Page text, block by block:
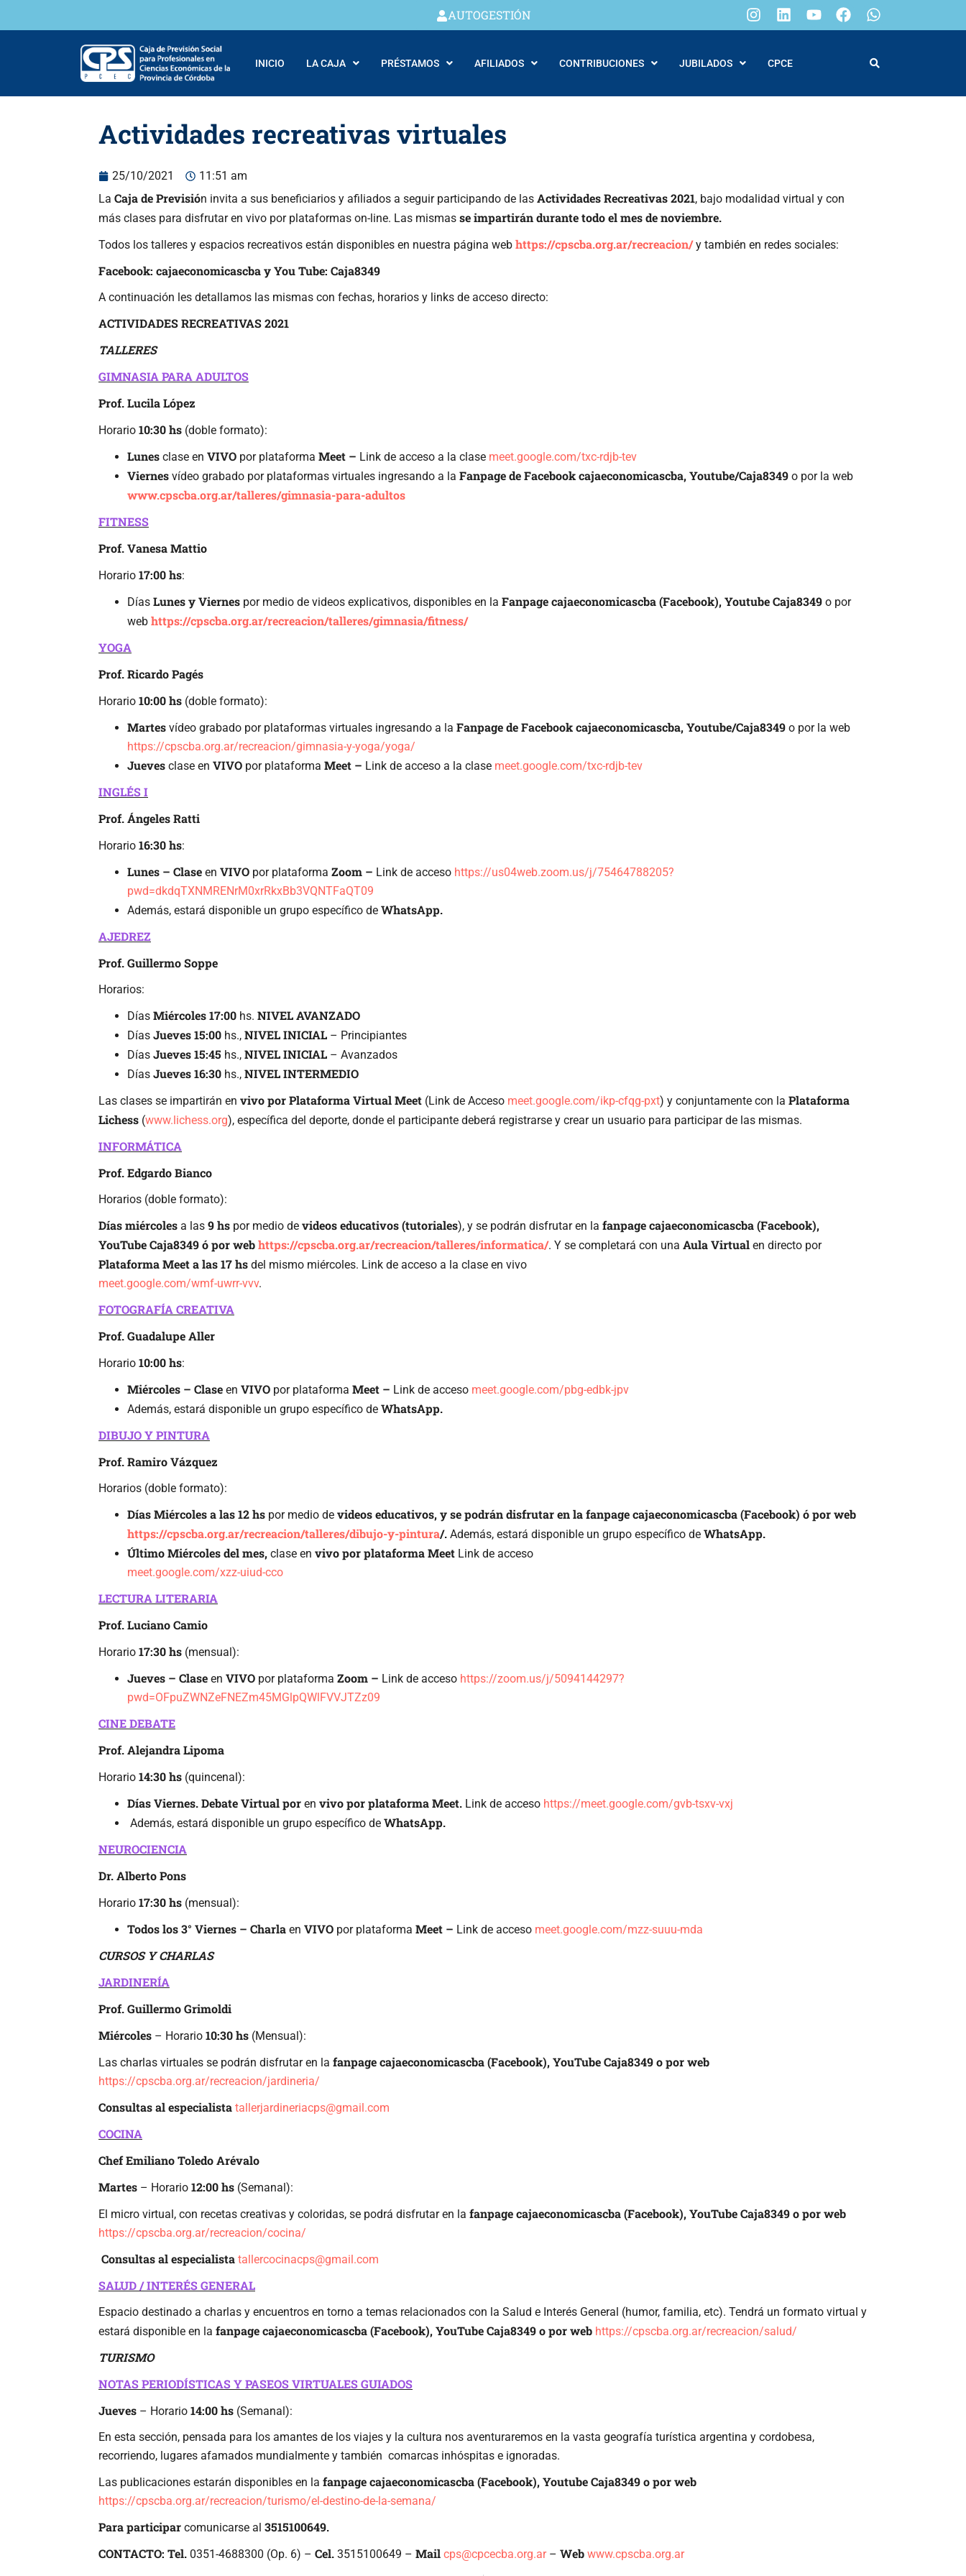
AUTOGESTIÓN
INICIO LA CAJA PRÉSTAMOS AFILIADOS CONTRIBUCIONES JUBILADOS CPCE
Actividades recreativas virtuales
25/10/2021
11:51 am
La Caja de Previsión invita a sus beneficiarios y afiliados a seguir participando de las Actividades Recreativas 2021, bajo modalidad virtual y con
más clases para disfrutar en vivo por plataformas on-line. Las mismas se impartirán durante todo el mes de noviembre.
Todos los talleres y espacios recreativos están disponibles en nuestra página web https://cpscba.org.ar/recreacion/y también en redes sociales:
Facebook: cajaeconomicascba y You Tube: Caja8349
A continuación les detallamos las mismas con fechas, horarios y links de acceso directo:
ACTIVIDADES RECREATIVAS 2021
TALLERES
GIMNASIA PARA ADULTOS
Prof. Lucila López
Horario 10:30 hs (doble formato):
Lunes clase en VIVO por plataforma Meet – Link de acceso a la clase meet.google.com/txc-rdjb-tev
Viernes vídeo grabado por plataformas virtuales ingresando a la Fanpage de Facebook cajaeconomicascba, Youtube/Caja8349 o por la web
www.cpscba.org.ar/talleres/gimnasia-para-adultos
FITNESS
Prof. Vanesa Mattio
Horario 17:00 hs:
Días Lunes y Viernes por medio de videos explicativos, disponibles en la Fanpage cajaeconomicascba (Facebook), Youtube Caja8349 o por
web https://cpscba.org.ar/recreacion/talleres/gimnasia/fitness/
YOGA
Prof. Ricardo Pagés
Horario 10:00 hs (doble formato):
Martes vídeo grabado por plataformas virtuales ingresando a la Fanpage de Facebook cajaeconomicascba, Youtube/Caja8349 o por la web
https://cpscba.org.ar/recreacion/gimnasia-y-yoga/yoga/
Jueves clase en VIVO por plataforma Meet – Link de acceso a la clase meet.google.com/txc-rdjb-tev
INGLÉS I
Prof. Ángeles Ratti
Horario 16:30 hs:
Lunes – Clase en VIVO por plataforma Zoom – Link de acceso https://us04web.zoom.us/j/75464788205?
pwd=dkdqTXNMRENrM0xrRkxBb3VQNTFaQT09
Además, estará disponible un grupo específico de WhatsApp.
AJEDREZ
Prof. Guillermo Soppe
Horarios:
Días Miércoles 17:00 hs. NIVEL AVANZADO
Días Jueves 15:00 hs., NIVEL INICIAL – Principiantes
Días Jueves 15:45 hs., NIVEL INICIAL – Avanzados
Días Jueves 16:30 hs., NIVEL INTERMEDIO
Las clases se impartirán en vivo por Plataforma Virtual Meet (Link de Acceso meet.google.com/ikp-cfqg-pxt) y conjuntamente con la Plataforma
Lichess (www.lichess.org), específica del deporte, donde el participante deberá registrarse y crear un usuario para participar de las mismas.
INFORMÁTICA
Prof. Edgardo Bianco
Horarios (doble formato):
Días miércoles a las 9 hs por medio de videos educativos (tutoriales), y se podrán disfrutar en la fanpage cajaeconomicascba (Facebook),
YouTube Caja8349 ó por webhttps://cpscba.org.ar/recreacion/talleres/informatica/. Y se completará con una Aula Virtual en directo por
Plataforma Meet a las 17 hs del mismo miércoles. Link de acceso a la clase en vivo
meet.google.com/wmf-uwrr-vvv.
FOTOGRAFÍA CREATIVA
Prof. Guadalupe Aller
Horario 10:00 hs:
Miércoles – Clase en VIVO por plataforma Meet – Link de acceso meet.google.com/pbg-edbk-jpv
Además, estará disponible un grupo específico de WhatsApp.
DIBUJO Y PINTURA
Prof. Ramiro Vázquez
Horarios (doble formato):
Días Miércoles a las 12 hs por medio de videos educativos, y se podrán disfrutar en la fanpage cajaeconomicascba (Facebook) ó por web
https://cpscba.org.ar/recreacion/talleres/dibujo-y-pintura/. Además, estará disponible un grupo específico de WhatsApp.
Último Miércoles del mes, clase en vivo por plataforma Meet Link de acceso
meet.google.com/xzz-uiud-cco
LECTURA LITERARIA
Prof. Luciano Camio
Horario 17:30 hs (mensual):
Jueves – Clase en VIVO por plataforma Zoom – Link de acceso https://zoom.us/j/5094144297?
pwd=OFpuZWNZeFNEZm45MGlpQWlFVVJTZz09
CINE DEBATE
Prof. Alejandra Lipoma
Horario 14:30 hs (quincenal):
Días Viernes. Debate Virtual por en vivo por plataforma Meet. Link de acceso https://meet.google.com/gvb-tsxv-vxj
Además, estará disponible un grupo específico de WhatsApp.
NEUROCIENCIA
Dr. Alberto Pons
Horario 17:30 hs (mensual):
Todos los 3° Viernes – Charla en VIVO por plataforma Meet – Link de acceso meet.google.com/mzz-suuu-mda
CURSOS Y CHARLAS
JARDINERÍA
Prof. Guillermo Grimoldi
Miércoles – Horario 10:30 hs (Mensual):
Las charlas virtuales se podrán disfrutar en la fanpage cajaeconomicascba (Facebook), YouTube Caja8349 o por web
https://cpscba.org.ar/recreacion/jardineria/
Consultas al especialista tallerjardineriacps@gmail.com
COCINA
Chef Emiliano Toledo Arévalo
Martes – Horario 12:00 hs (Semanal):
El micro virtual, con recetas creativas y coloridas, se podrá disfrutar en la fanpage cajaeconomicascba (Facebook), YouTube Caja8349 opor web
https://cpscba.org.ar/recreacion/cocina/
Consultas al especialista tallercocinacps@gmail.com
SALUD / INTERÉS GENERAL
Espacio destinado a charlas y encuentros en torno a temas relacionados con la Salud e Interés General (humor, familia, etc). Tendrá un formato virtual y
estará disponible en la fanpage cajaeconomicascba (Facebook), YouTube Caja8349 opor web https://cpscba.org.ar/recreacion/salud/
TURISMO
NOTAS PERIODÍSTICAS Y PASEOS VIRTUALES GUIADOS
Jueves – Horario 14:00 hs (Semanal):
En esta sección, pensada para los amantes de los viajes y la cultura nos aventuraremos en la vasta geografía turística argentina y cordobesa,
recorriendo, lugares afamados mundialmente y también comarcas inhóspitas e ignoradas.
Las publicaciones estarán disponibles en la fanpage cajaeconomicascba (Facebook), Youtube Caja8349 o por web
https://cpscba.org.ar/recreacion/turismo/el-destino-de-la-semana/
Para participar comunicarse al 3515100649.
CONTACTO: Tel. 0351-4688300 (Op. 6) – Cel. 3515100649 – Mail cps@cpcecba.org.ar– Web www.cpscba.org.ar